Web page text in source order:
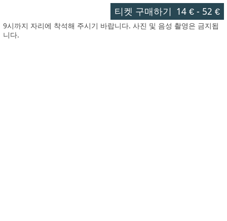
티켓 구매하기 14 €- 52 €
9시까지 자리에 착석해 주시기 바랍니다. 사진 및 음성 촬영은 금지됩
니다.